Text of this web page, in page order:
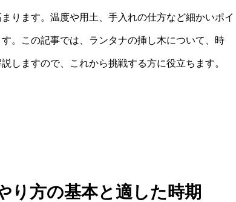
ります。温度や用土、手入れの仕方など細かいポイ
。この記事では、ランタナの挿し木について、時
しますので、これから挑戦する方に役立ちます。
り方の基本と適した時期